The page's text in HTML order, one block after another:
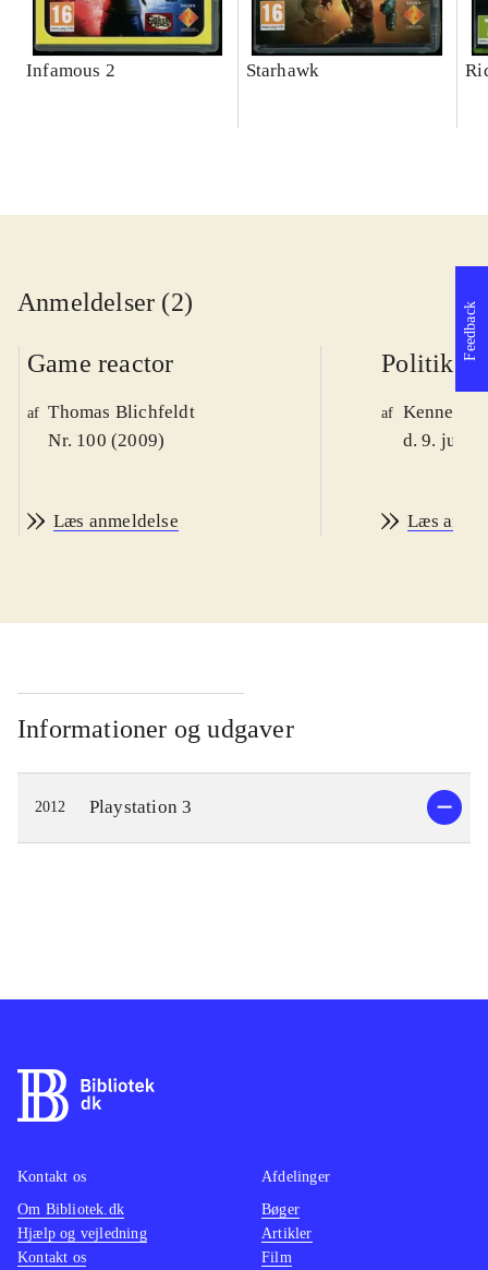
Infamous 2 Starhawk
Anmeldelser (2)
Game reactor
af Thomas Blichfeldt
Nr. 100 (2009)
Læs anmeldelse
Politiken
af Kenneth
d. 9. juni
Læs
Informationer og udgaver
2012 Playstation 3
Feedback
Kontakt os
Om Bibliotek.dk
Hjælp og vejledning
Kontakt os
Afdelinger
Bøger
Artikler
Film